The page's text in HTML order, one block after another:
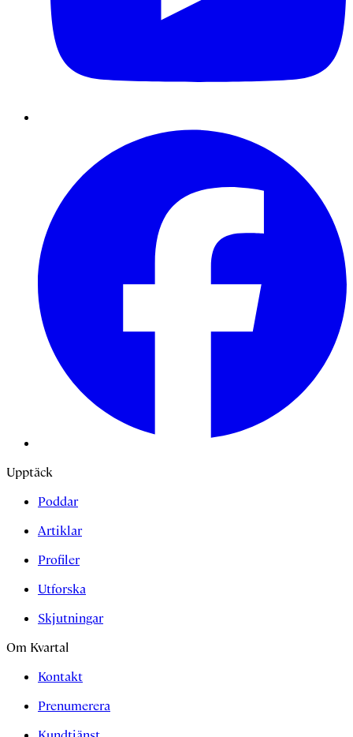
Upptäck
Poddar
Artiklar
Profiler
Utforska
Skjutningar
Om Kvartal
Kontakt
Prenumerera